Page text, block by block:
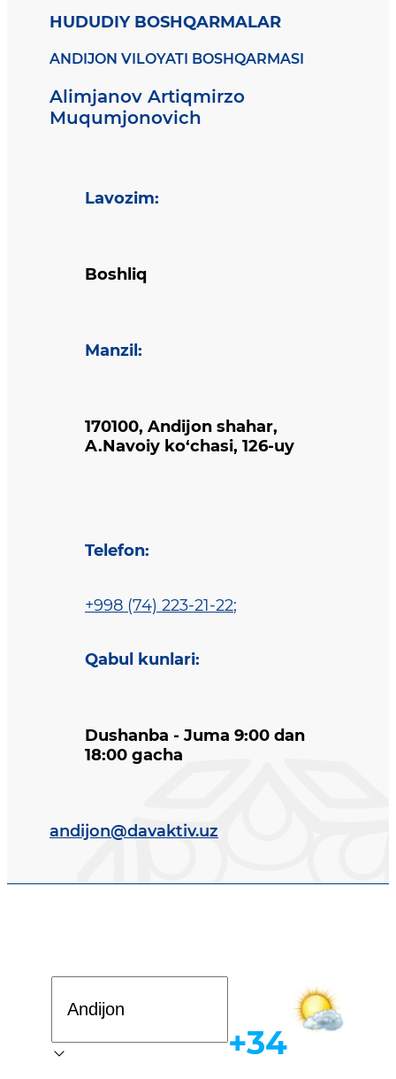
HUDUDIY BOSHQARMALAR
ANDIJON VILOYATI BOSHQARMASI
Alimjanov Artiqmirzo
Muqumjonovich
Lavozim:
Boshliq
Manzil :
170100, Andijon shahar,
A.Navoiy ko‘chasi, 126-uy
Telefon:
+998 (74) 223-21-22;
Qabul kunlari:
Dushanba - Juma 9:00 dan
18:00 gacha
andijon@davaktiv.uz
Ob-havo
+34